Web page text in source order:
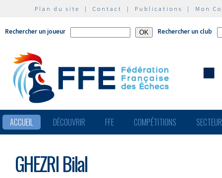
Plan du site | Contact | Publications | Mon
Rechercher un joueur Rechercher un club
ACCUEIL DÉCOUVRIR FFE COMPÉTITIONS
GHEZRI Bilal